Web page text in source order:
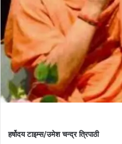
हर्षोदय टाइम्स/उमेश चन्द्र त्रिपाठी